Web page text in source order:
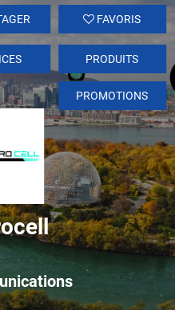
FAVORIS
PRODUITS
PROMOTIONS